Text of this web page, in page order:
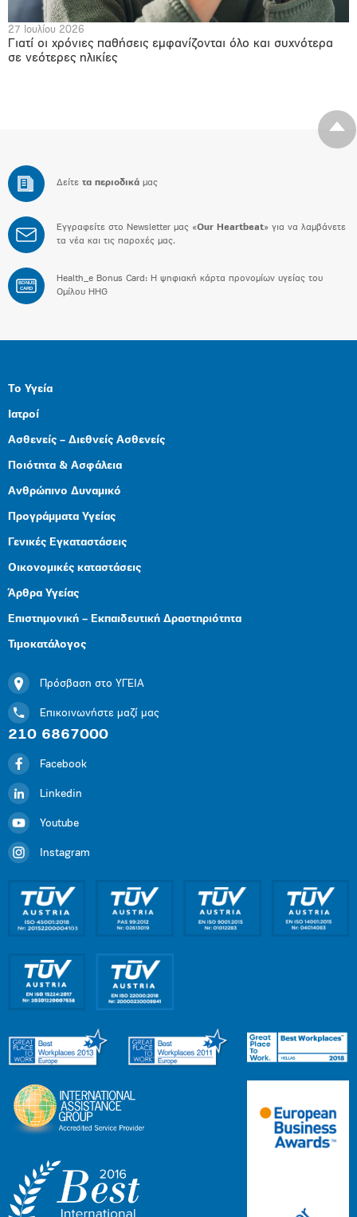
27 Ιουλίου 2026
Γιατί οι χρόνιες παθήσεις εμφανίζονται όλο και συχνότερα
σε νεότερες ηλικίες
Δείτε τα περιοδικά μας
Εγγραφείτε στο Newsletter μας «Our Heartbeat» για να λαμβάνετε
τα νέα και τις παροχές μας.
BONUS
CARD
Health_e Bonus Card: H ψηφιακή κάρτα προνομίων υγείας του
Ομίλου HHG
Το Υγεία
Ιατροί
Ασθενείς – Διεθνείς Ασθενείς
Ποιότητα & Ασφάλεια
Ανθρώπινο Δυναμικό
Προγράμματα Υγείας
Γενικές Εγκαταστάσεις
Οικονομικές καταστάσεις
Άρθρα Υγείας
Επιστημονική – Εκπαιδευτική Δραστηριότητα
Τιμοκατάλογος
Πρόσβαση στο ΥΓΕΙΑ
Επικοινωνήστε μαζί μας
210 6867000
Facebook
Linkedin
Youtube
Instagram